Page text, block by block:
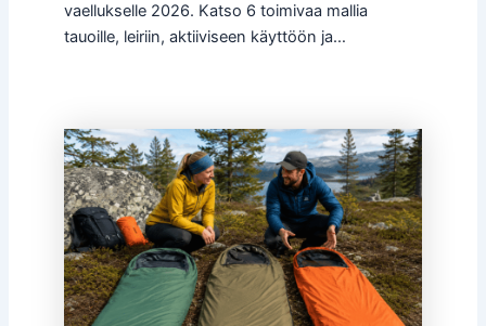
vaellukselle 2026. Katso 6 toimivaa mallia
tauoille, leiriin, aktiiviseen käyttöön ja…